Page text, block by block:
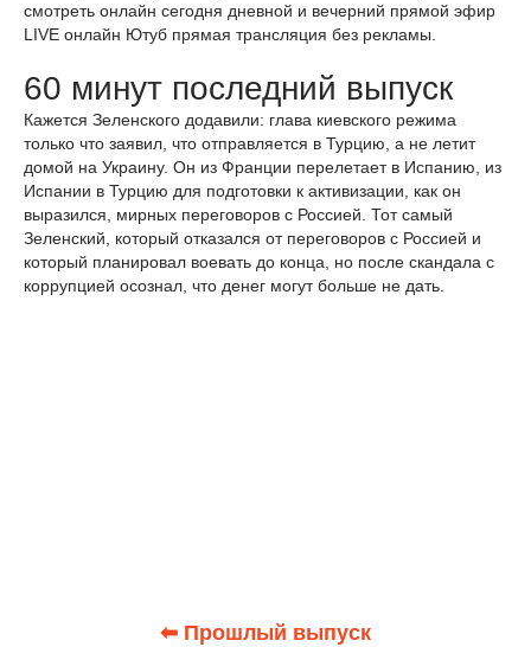
смотреть онлайн сегодня дневной и вечерний прямой эфир
LIVE онлайн Ютуб прямая трансляция без рекламы.
60 минут последний выпуск
Кажется Зеленского додавили: глава киевского режима
только что заявил, что отправляется в Турцию, а не летит
домой на Украину. Он из Франции перелетает в Испанию, из
Испании в Турцию для подготовки к активизации, как он
выразился, мирных переговоров с Россией. Тот самый
Зеленский, который отказался от переговоров с Россией и
который планировал воевать до конца, но после скандала с
коррупцией осознал, что денег могут больше не дать.
⬅ Прошлый выпуск